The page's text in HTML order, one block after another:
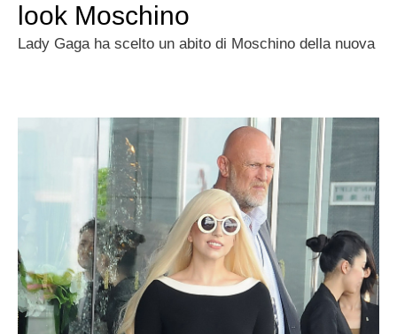
look Moschino
Lady Gaga ha scelto un abito di Moschino della nuova